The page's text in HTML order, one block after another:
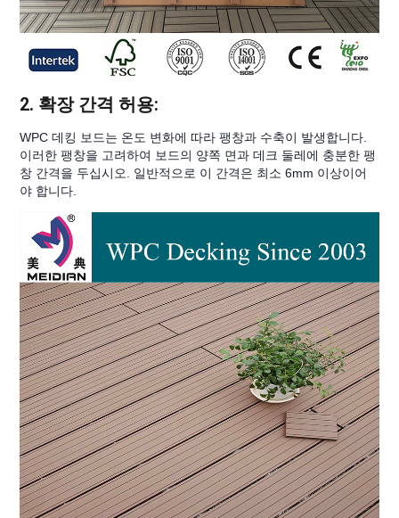
2. 확장 간격 허용:
WPC 데킹 보드는 온도 변화에 따라 팽창과 수축이 발생합니다.
이러한 팽창을 고려하여 보드의 양쪽 면과 데크 둘레에 충분한 팽
창 간격을 두십시오. 일반적으로 이 간격은 최소 6mm 이상이어
야 합니다.